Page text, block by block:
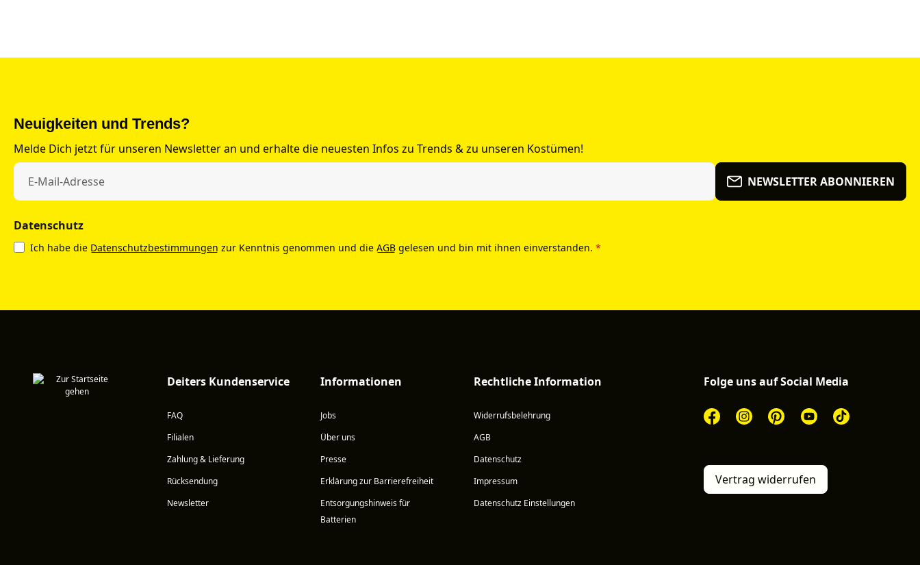
Neuigkeiten und Trends?
Melde Dich jetzt für unseren Newsletter an und erhalte die neuesten Infos zu Trends & zu unseren Kostümen!
NEWSLETTER ABONNIEREN
Datenschutz
Ich habe die Datenschutzbestimmungen zur Kenntnis genommen und die AGB gelesen und bin mit ihnen einverstanden. *
Deiters Kundenservice
FAQ
Filialen
Zahlung & Lieferung
Rücksendung
Newsletter
Informationen
Jobs
Über uns
Presse
Erklärung zur Barrierefreiheit
Entsorgungshinweis für
Batterien
Rechtliche Information
Widerrufsbelehrung
AGB
Datenschutz
Impressum
Datenschutz Einstellungen
Folge uns auf Social Media
Vertrag widerrufen